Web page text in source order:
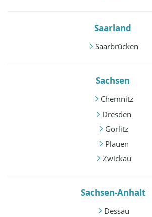
Saarland
Saarbrücken
Sachsen
Chemnitz
Dresden
Görlitz
Plauen
Zwickau
Sachsen-Anhalt
Dessau